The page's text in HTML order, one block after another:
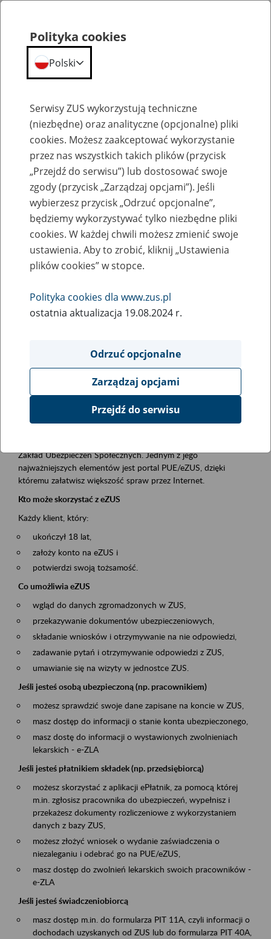
Szkolenia
Zaproś ZUS do siebie - zakładanie profili
eZUS w siedzibie Twojej firmy
Rodzaj wydarzenia
Szkolenia
Obszar merytoryczny
obsługa klientów
Opis wydarzenia
Platforma Usług Elektronicznych ZUS eZUS
Zakład Ubezpieczeń Społecznych. Jednym z jego
najważniejszych elementów jest portal PUE/eZUS, dzięki
któremu załatwisz większość spraw przez Internet.
Kto może skorzystać z eZUS
Każdy klient, który:
ukończył 18 lat,
założy konto na eZUS i
potwierdzi swoją tożsamość.
Co umożliwia eZUS
wgląd do danych zgromadzonych w ZUS,
przekazywanie dokumentów ubezpieczeniowych,
składanie wniosków i otrzymywanie na nie odpowiedzi,
zadawanie pytań i otrzymywanie odpowiedzi z ZUS,
umawianie się na wizyty w jednostce ZUS.
Jeśli jesteś osobą ubezpieczoną (np. pracownikiem)
możesz sprawdzić swoje dane zapisane na koncie w ZUS,
masz dostęp do informacji o stanie konta ubezpieczonego,
masz dostę do informacji o wystawionych zwolnieniach
lekarskich - e-ZLA
Jeśli jesteś płatnikiem składek (np. przedsiębiorcą)
możesz skorzystać z aplikacji ePłatnik, za pomocą której
m.in. zgłosisz pracownika do ubezpieczeń, wypełnisz i
przekażesz dokumenty rozliczeniowe z wykorzystaniem
danych z bazy ZUS,
możesz złożyć wniosek o wydanie zaświadczenia o
niezaleganiu i odebrać go na PUE/eZUS,
masz dostęp do zwolnień lekarskich swoich pracowników -
e-ZLA
Jeśli jesteś świadczeniobiorcą
masz dostęp m.in. do formularza PIT 11A, czyli informacji o
dochodach uzyskanych od ZUS lub do formularza PIT 40A,
Polityka cookies
Polski
Serwisy ZUS wykorzystują techniczne
(niezbędne) oraz analityczne (opcjonalne) pliki
cookies. Możesz zaakceptować wykorzystanie
przez nas wszystkich takich plików (przycisk
„Przejdź do serwisu”) lub dostosować swoje
zgody (przycisk „Zarządzaj opcjami”). Jeśli
wybierzesz przycisk „Odrzuć opcjonalne”,
będziemy wykorzystywać tylko niezbędne pliki
cookies. W każdej chwili możesz zmienić swoje
ustawienia. Aby to zrobić, kliknij „Ustawienia
plików cookies” w stopce.
Polityka cookies dla www.zus.pl
ostatnia aktualizacja 19.08.2024 r.
Odrzuć opcjonalne
Zarządzaj opcjami
Przejdź do serwisu